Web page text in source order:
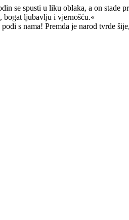
se spusti u liku oblaka, a on stade
bogat ljubavlju i vjernošću.«
s nama! Premda je narod tvrde